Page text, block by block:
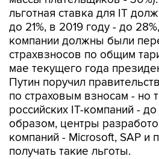
льготная ставка для IT
до 21%, в 2019 году - до
компании должны были
страхвзносов по общим
мае текущего года
Путин поручил
по страховым взносам - но
российских IT-компаний -
образом, центры
компаний - Microsoft, SAP и
получать такие льготы.